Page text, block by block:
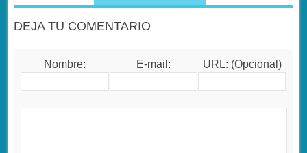
DEJA TU COMENTARIO
Nombre: E-mail: URL: (Opcional)